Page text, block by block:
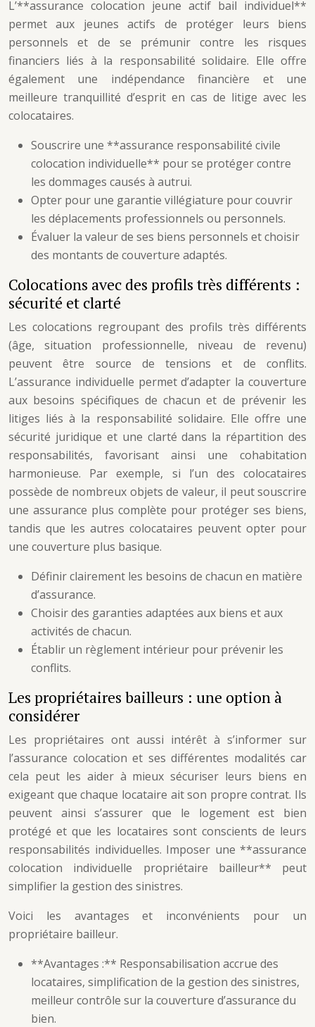
L’**assurance colocation jeune actif bail individuel**
permet aux jeunes actifs de protéger leurs biens
personnels et de se prémunir contre les risques
financiers liés à la responsabilité solidaire. Elle offre
également une indépendance financière et une
meilleure tranquillité d’esprit en cas de litige avec les
colocataires.
Souscrire une **assurance responsabilité civile
colocation individuelle** pour se protéger contre
les dommages causés à autrui.
Opter pour une garantie villégiature pour couvrir
les déplacements professionnels ou personnels.
Évaluer la valeur de ses biens personnels et choisir
des montants de couverture adaptés.
Colocations avec des profils très différents :
sécurité et clarté
Les colocations regroupant des profils très différents
(âge, situation professionnelle, niveau de revenu)
peuvent être source de tensions et de conflits.
L’assurance individuelle permet d’adapter la couverture
aux besoins spécifiques de chacun et de prévenir les
litiges liés à la responsabilité solidaire. Elle offre une
sécurité juridique et une clarté dans la répartition des
responsabilités, favorisant ainsi une cohabitation
harmonieuse. Par exemple, si l’un des colocataires
possède de nombreux objets de valeur, il peut souscrire
une assurance plus complète pour protéger ses biens,
tandis que les autres colocataires peuvent opter pour
une couverture plus basique.
Définir clairement les besoins de chacun en matière
d’assurance.
Choisir des garanties adaptées aux biens et aux
activités de chacun.
Établir un règlement intérieur pour prévenir les
conflits.
Les propriétaires bailleurs : une option à
considérer
Les propriétaires ont aussi intérêt à s’informer sur
l’assurance colocation et ses différentes modalités car
cela peut les aider à mieux sécuriser leurs biens en
exigeant que chaque locataire ait son propre contrat. Ils
peuvent ainsi s’assurer que le logement est bien
protégé et que les locataires sont conscients de leurs
responsabilités individuelles. Imposer une **assurance
colocation individuelle propriétaire bailleur** peut
simplifier la gestion des sinistres.
Voici les avantages et inconvénients pour un
propriétaire bailleur.
**Avantages :** Responsabilisation accrue des
locataires, simplification de la gestion des sinistres,
meilleur contrôle sur la couverture d’assurance du
bien.